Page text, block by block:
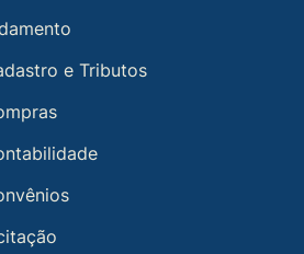
e Tributos